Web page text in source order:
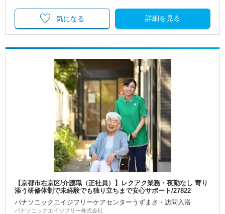
詳細を見る
気になる
【京都市右京区/介護職（正社員）】レクアク業務・夜勤なし 寄り
添う研修体制で未経験でも独り立ちまで安心サポート/27822
パナソニックエイジフリーケアセンターうずまさ・訪問入浴
パナソニックエイジフリー株式会社